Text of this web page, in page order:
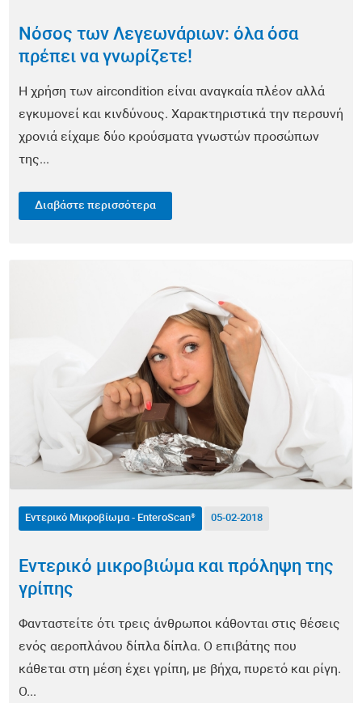
Πνευμονολογία
Συμπληρώματα Διατροφής
Επιστημονικά Νέα
Εντερικό Μικροβίωμα - EnteroScan®
Υπογονιμότητα - SpermaScan®
Ορμόνες - HormoneScan®
Έλεγχος Νευρικού Συστήματος - NeuroScan®
Κολπικό Μικροβίωμα - FemoScan®
Οξειδωτικό Στρες - DetoxScan®
Βιταμίνες & Μικροθρεπτικά - NutriScan®
Βαρέα Μέταλλα - Metals & Traces®
Υγεία Καρδιάς και Αγγείων - CardioScan®
Παθολογικές Καταστάσεις
Νόσος των Λεγεωνάριων: όλα όσα
πρέπει να γνωρίζετε!
Η χρήση των aircondition είναι αναγκαία πλέον αλλά
εγκυμονεί και κινδύνους. Χαρακτηριστικά την περσυνή
χρονιά είχαμε δύο κρούσματα γνωστών προσώπων
της...
Διαβάστε περισσότερα
Εντερικό Μικροβίωμα - EnteroScan® 05-02-2018
Εντερικό μικροβιώμα και πρόληψη της
γρίπης
Φανταστείτε ότι τρεις άνθρωποι κάθονται στις θέσεις
ενός αεροπλάνου δίπλα δίπλα. Ο επιβάτης που
κάθεται στη μέση έχει γρίπη, με βήχα, πυρετό και ρίγη.
Ο...